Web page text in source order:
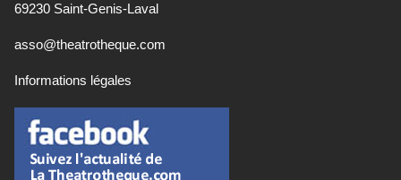
69230 Saint-Genis-Laval
asso@theatrotheque.com
Informations légales